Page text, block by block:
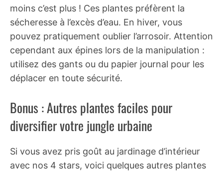
moins c’est plus ! Ces plantes préfèrent la
sécheresse à l’excès d’eau. En hiver, vous
pouvez pratiquement oublier l’arrosoir. Attention
cependant aux épines lors de la manipulation :
utilisez des gants ou du papier journal pour les
déplacer en toute sécurité.
Bonus : Autres plantes faciles pour
diversifier votre jungle urbaine
Si vous avez pris goût au jardinage d’intérieur
avec nos 4 stars, voici quelques autres plantes